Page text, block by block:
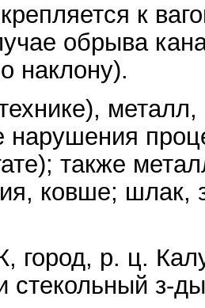
к
обрыва
наклону).
нарушения
также
ковше;
город, р. ц.
стекольный з-